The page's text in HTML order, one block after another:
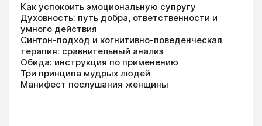
Как успокоить эмоциональную супругу
Духовность: путь добра, ответственности и
умного действия
Синтон-подход и когнитивно-поведенческая
терапия: сравнительный анализ
Обида: инструкция по применению
Три принципа мудрых людей
Манифест послушания женщины